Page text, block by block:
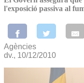
l'exposició passiva al
Agències
dv., 10/12/2010